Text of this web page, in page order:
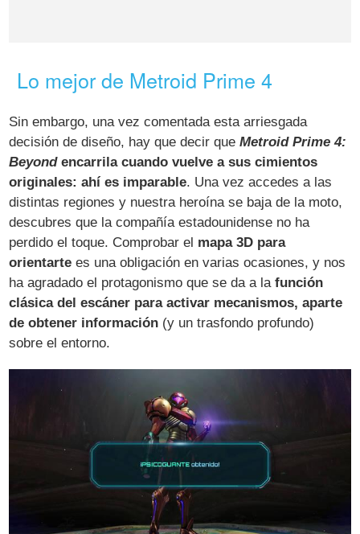
Lo mejor de Metroid Prime 4
Sin embargo, una vez comentada esta arriesgada
decisión de diseño, hay que decir queMetroid Prime 4:
Beyondencarrila cuando vuelve a sus cimientos
originales: ahí es imparable. Una vez accedes a las
distintas regiones y nuestra heroína se baja de la moto,
descubres que la compañía estadounidense no ha
perdido el toque. Comprobar el mapa 3D para
orientarte es una obligación en varias ocasiones, y nos
ha agradado el protagonismo que se da a lafunción
clásica del escáner para activar mecanismos, aparte
de obtener información (y un trasfondo profundo)
sobre el entorno.